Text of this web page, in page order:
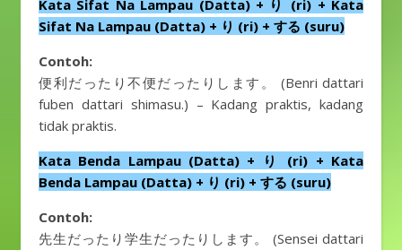
Kata Sifat Na Lampau (Datta) + り (ri) + Kata
Sifat Na Lampau (Datta) + り (ri) + する (suru)
Contoh:
便利だったり不便だったりします。 (Benri dattari
fuben dattari shimasu.) – Kadang praktis, kadang
tidak praktis.
Kata Benda Lampau (Datta) + り (ri) + Kata
Benda Lampau (Datta) + り (ri) + する (suru)
Contoh:
先生だったり学生だったりします。 (Sensei dattari